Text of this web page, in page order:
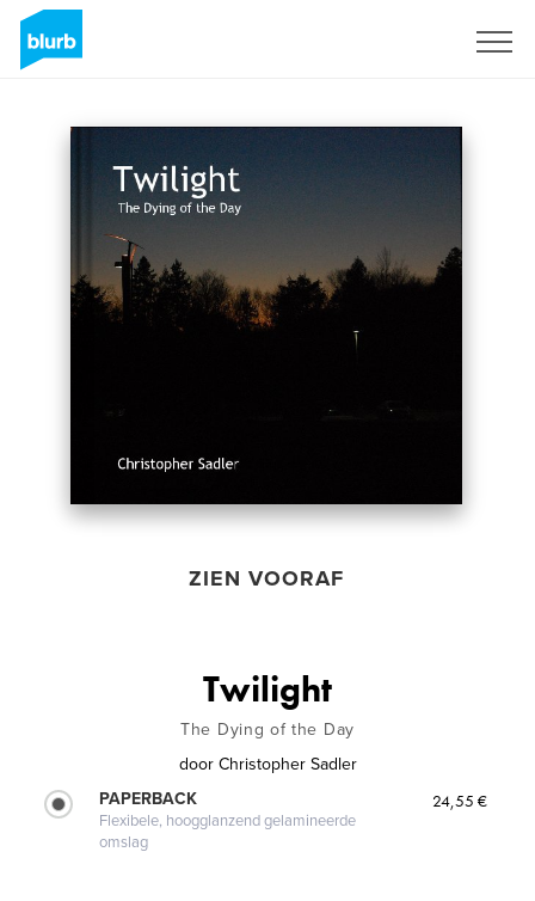
ZIEN VOORAF
Twilight
The Dying of the Day
door Christopher Sadler
PAPERBACK
Flexibele, hoogglanzend gelamineerde
omslag
24,55 €